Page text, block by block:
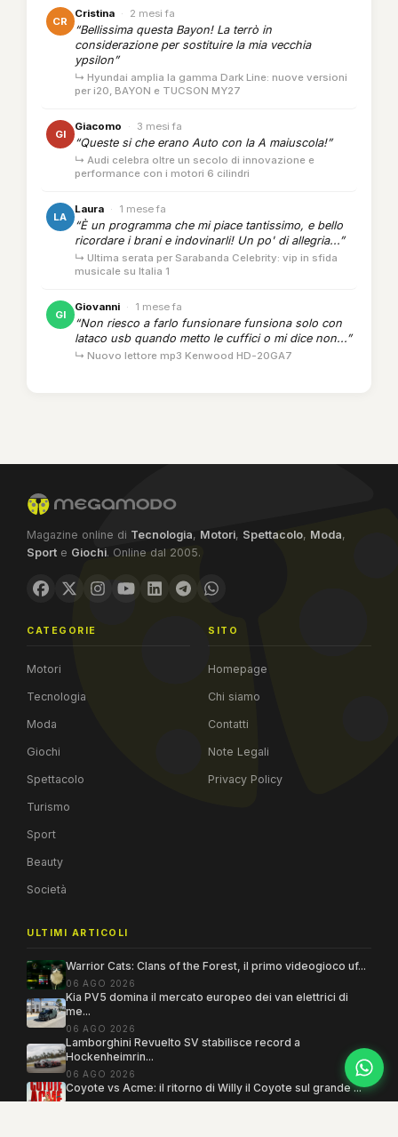
CR
Cristina · 2 mesi fa
“Bellissima questa Bayon! La terrò in
considerazione per sostituire la mia vecchia
ypsilon”
↳ Hyundai amplia la gamma Dark Line: nuove versioni
per i20, BAYON e TUCSON MY27
GI
Giacomo · 3 mesi fa
“Queste si che erano Auto con la A maiuscola!”
↳ Audi celebra oltre un secolo di innovazione e
performance con i motori 6 cilindri
LA
Laura · 1 mese fa
“È un programma che mi piace tantissimo, e bello
ricordare i brani e indovinarli! Un po' di allegria...”
↳ Ultima serata per Sarabanda Celebrity: vip in sfida
musicale su Italia 1
GI
Giovanni · 1 mese fa
“Non riesco a farlo funsionare funsiona solo con
lataco usb quando metto le cuffici o mi dice non...”
↳ Nuovo lettore mp3 Kenwood HD-20GA7
Magazine online di Tecnologia, Motori, Spettacolo, Moda,
Sport e Giochi. Online dal 2005.
CATEGORIE
Motori
Tecnologia
Moda
Giochi
Spettacolo
Turismo
Sport
Beauty
Società
SITO
Homepage
Chi siamo
Contatti
Note Legali
Privacy Policy
ULTIMI ARTICOLI
Warrior Cats: Clans of the Forest, il primo videogioco uf...
06 AGO 2026
Kia PV5 domina il mercato europeo dei van elettrici di
me...
06 AGO 2026
Lamborghini Revuelto SV stabilisce record a
Hockenheimrin...
06 AGO 2026
Coyote vs Acme: il ritorno di Willy il Coyote sul grande ...
06 AGO 2026